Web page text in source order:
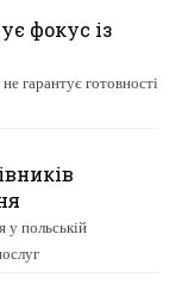
фокус із
гарантує готовності
у польській